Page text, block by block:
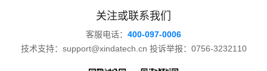
关注或联系我们
客服电话： 400-097-0006
技术支持：support@xindatech.cn 投诉举报：0756-3232110